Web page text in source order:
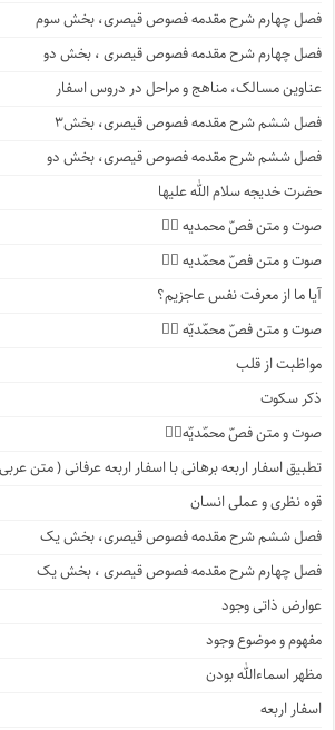
فصل چهارم شرح مقدمه فصوص قیصری، بخش سوم
فصل چهارم شرح مقدمه فصوص قیصری ، بخش دو
عناوین مسالک، مناهج و مراحل در دروس اسفار
فصل ششم شرح مقدمه فصوص قیصری، بخش۳
فصل ششم شرح مقدمه فصوص قیصری، بخش دو
حضرت خدیجه سلام الله علیها
صوت و متن فصّ محمدیه ۴️⃣
صوت و متن فصّ محمّدیه ۳️⃣
آیا ما از معرفت نفس عاجزیم؟
صوت و متن فصّ محمّدیّه ۲️⃣
مواظبت از قلب
ذکر سکوت
صوت و متن فصّ محمّدیّه۱️⃣
تطبیق اسفار اربعه برهانی با اسفار اربعه عرفانی ( متن
قوه نظری و عملی انسان
فصل ششم شرح مقدمه فصوص قیصری، بخش یک
فصل چهارم شرح مقدمه فصوص قیصری ، بخش یک
عوارض ذاتی وجود
مفهوم و موضوع وجود
مظهر اسماءالله بودن
اسفار اربعه